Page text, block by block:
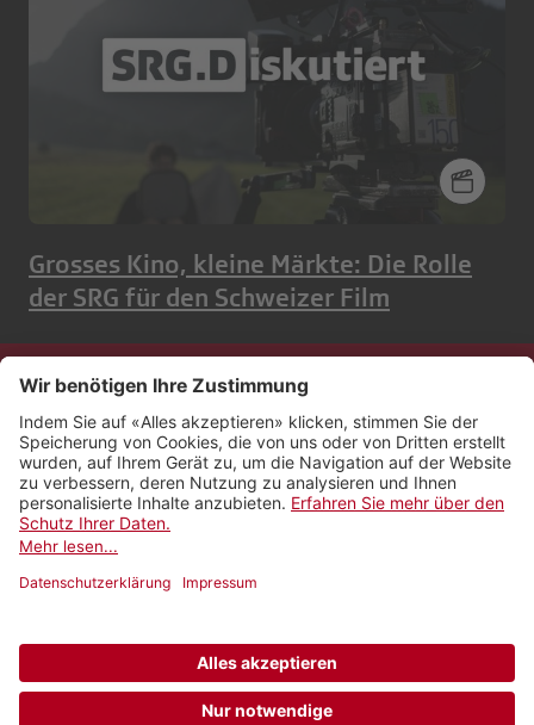
Grosses Kino, kleine Märkte: Die Rolle
der SRG für den Schweizer Film
Kontakt
Impressum
Rechtliches
Netiquette